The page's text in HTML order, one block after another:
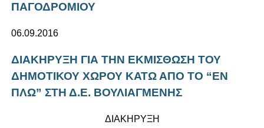
ΠΑΓΟΔΡΟΜΙΟΥ
06.09.2016
ΔΙΑΚΗΡΥΞΗ ΓΙΑ ΤΗΝ ΕΚΜΙΣΘΩΣΗ ΤΟΥ
ΔΗΜΟΤΙΚΟΥ ΧΩΡΟΥ ΚΑΤΩ ΑΠΟ ΤΟ “ΕΝ
ΠΛΩ” ΣΤΗ Δ.Ε. ΒΟΥΛΙΑΓΜΕΝΗΣ
ΔΙΑΚΗΡΥΞΗ